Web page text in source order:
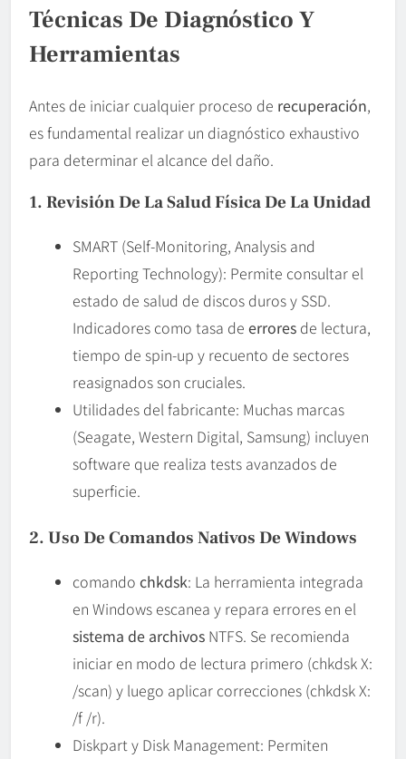
Técnicas De Diagnóstico Y
Herramientas
Antes de iniciar cualquier proceso de recuperación,
es fundamental realizar un diagnóstico exhaustivo
para determinar el alcance del daño.
1. Revisión De La Salud Física De La Unidad
SMART (Self-Monitoring, Analysis and
Reporting Technology): Permite consultar el
estado de salud de discos duros y SSD.
Indicadores como tasa de errores de lectura,
tiempo de spin-up y recuento de sectores
reasignados son cruciales.
Utilidades del fabricante: Muchas marcas
(Seagate, Western Digital, Samsung) incluyen
software que realiza tests avanzados de
superficie.
2. Uso De Comandos Nativos De Windows
comando chkdsk: La herramienta integrada
en Windows escanea y repara errores en el
sistema de archivos NTFS. Se recomienda
iniciar en modo de lectura primero (chkdsk X:
/scan) y luego aplicar correcciones (chkdsk X:
/f /r).
Diskpart y Disk Management: Permiten